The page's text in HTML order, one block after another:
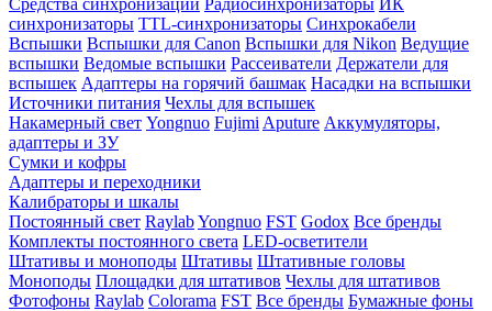
Средства синхронизации Радиосинхронизаторы ИК
синхронизаторы TTL-синхронизаторы Синхрокабели
Вспышки Вспышки для Canon Вспышки для Nikon Ведущие
вспышки Ведомые вспышки Рассеиватели Держатели для
вспышек Адаптеры на горячий башмак Насадки на вспышки
Источники питания Чехлы для вспышек
Накамерный свет Yongnuo Fujimi Aputure Аккумуляторы,
адаптеры и ЗУ
Сумки и кофры
Адаптеры и переходники
Калибраторы и шкалы
Постоянный свет RaylabYongnuo FST Godox Все бренды
Комплекты постоянного света LED-осветители
Штативы и моноподы Штативы Штативные головы
Моноподы Площадки для штативов Чехлы для штативов
Фотофоны Raylab Colorama FST Все бренды Бумажные фоны